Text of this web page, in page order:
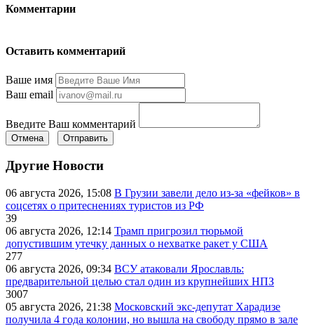
Комментарии
Оставить комментарий
Ваше имя
Ваш email
Введите Ваш комментарий
Отмена Отправить
Другие Новости
06 августа 2026, 15:08 В Грузии завели дело из-за «фейков» в
соцсетях о притеснениях туристов из РФ
39
06 августа 2026, 12:14 Трамп пригрозил тюрьмой
допустившим утечку данных о нехватке ракет у США
277
06 августа 2026, 09:34 ВСУ атаковали Ярославль:
предварительной целью стал один из крупнейших НПЗ
3007
05 августа 2026, 21:38 Московский экс-депутат Харадизе
получила 4 года колонии, но вышла на свободу прямо в зале